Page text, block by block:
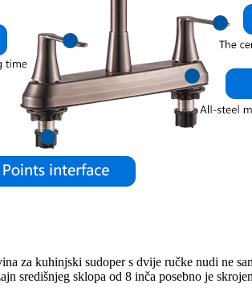
za kuhinjski sudoper s dvije ručke nudi ne
središnjeg sklopa od 8 inča posebno je